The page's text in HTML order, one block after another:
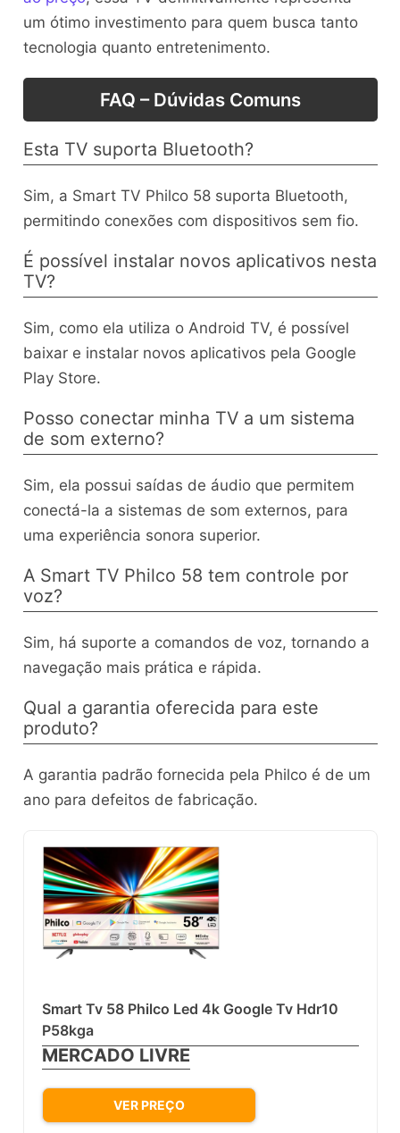
um ótimo investimento para quem busca tanto
tecnologia quanto entretenimento.
FAQ – Dúvidas Comuns
Esta TV suporta Bluetooth?
Sim, a Smart TV Philco 58 suporta Bluetooth,
permitindo conexões com dispositivos sem fio.
É possível instalar novos aplicativos nesta
TV?
Sim, como ela utiliza o Android TV, é possível
baixar e instalar novos aplicativos pela Google
Play Store.
Posso conectar minha TV a um sistema
de som externo?
Sim, ela possui saídas de áudio que permitem
conectá-la a sistemas de som externos, para
uma experiência sonora superior.
A Smart TV Philco 58 tem controle por
voz?
Sim, há suporte a comandos de voz, tornando a
navegação mais prática e rápida.
Qual a garantia oferecida para este
produto?
A garantia padrão fornecida pela Philco é de um
ano para defeitos de fabricação.
Smart Tv 58 Philco Led 4k Google Tv Hdr10
P58kga
MERCADO LIVRE
VER PREÇO